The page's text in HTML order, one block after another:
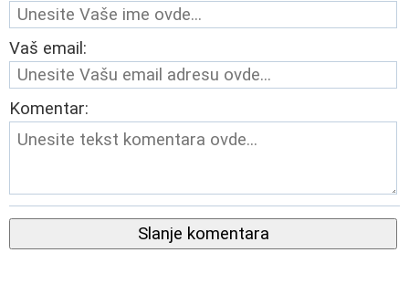
Vaš email:
Komentar:
Slanje komentara